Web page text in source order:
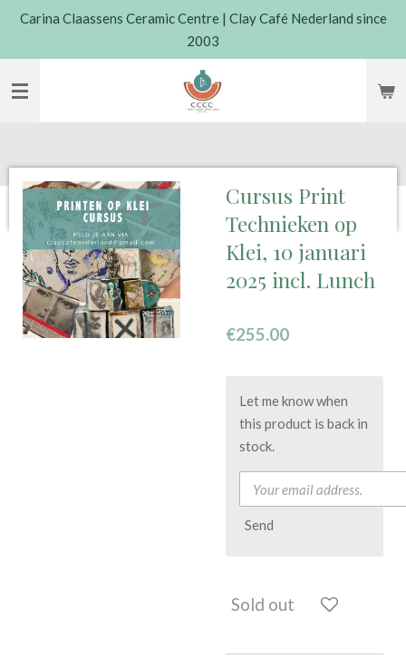
Skip
content
Carina Claassens Ceramic Centre | Clay Café Nederland since
2003
Cursus Print
Technieken op
Klei, 10 januari
2025 incl. Lunch
€255.00
Let me know when
this product is back in
stock.
Send
Sold out